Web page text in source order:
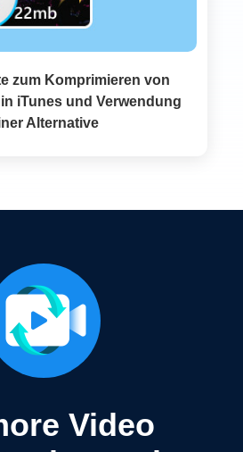
zum Komprimieren von
iTunes und Verwendung
Alternative
Video